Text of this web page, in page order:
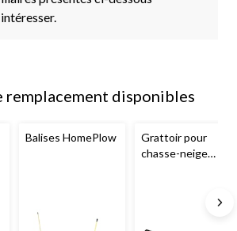
remplacement disponibles
Balises HomePlow
Grattoir pour
chasse-neige